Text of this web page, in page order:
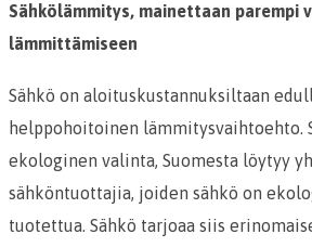
Sähkölämmitys, mainettaan parempi
lämmittämiseen
Sähkö on aloituskustannuksiltaan
helppohoitoinen lämmitysvaihtoehto.
ekologinen valinta, Suomesta löytyy
sähköntuottajia, joiden sähkö on
tuotettua. Sähkö tarjoaa siis